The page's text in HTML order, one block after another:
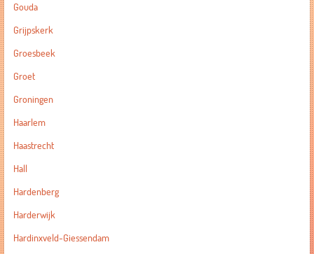
Gouda
Grijpskerk
Groesbeek
Groet
Groningen
Haarlem
Haastrecht
Hall
Hardenberg
Harderwijk
Hardinxveld-Giessendam